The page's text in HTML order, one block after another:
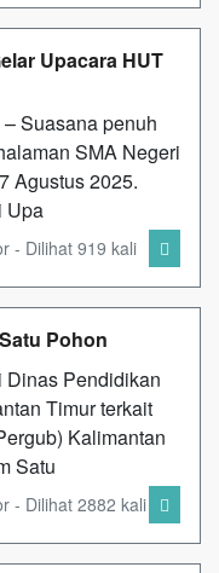
Upacara HUT
Suasana penuh
SMA Negeri
Agustus 2025.
Upa
- Dilihat 919 kali
Pohon
Dinas Pendidikan
Timur terkait
Kalimantan
Satu
- Dilihat 2882 kali